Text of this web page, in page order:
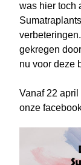
was hier toch
gekregen
nu voor deze
Vanaf 22
onze